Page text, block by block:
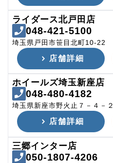
ライダース北戸田店
048-421-5100
埼玉県戸田市笹目北町10-22
店舗詳細
ホイールズ埼玉新座店
048-480-4182
埼玉県新座市野火止７－４－２
店舗詳細
三郷インター店
050-1807-4206